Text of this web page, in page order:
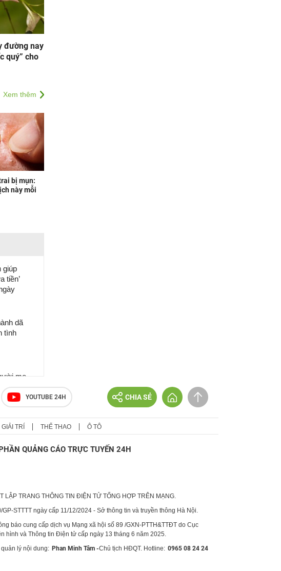
đường nay
quý” cho
Xem thêm
bị mụn:
này mỗi
giúp
tiền’
dã
tình
mẹ
bảo
quen
YOUTUBE 24H CHIA SẺ
GIẢI TRÍ THỂ THAO Ô TÔ
QUẢNG CÁO TRỰC TUYẾN 24H
LẬP TRANG THÔNG TIN ĐIỆN TỬ TỔNG HỢP TRÊN MẠNG.
GP-STTTT ngày cấp 11/12/2024 - Sở thông tin và truyền thông Hà Nội.
báo cung cấp dịch vụ Mạng xã hội số 89 /GXN-PTTH&TTĐT do Cục
hình và Thông tin Điện tử cấp ngày 13 tháng 6 năm 2025.
lý nội dung: Phan Minh Tâm -Chủ tịch HĐQT. Hotline: 0965 08 24 24